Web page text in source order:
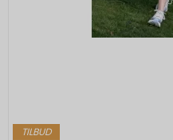
TILBUD